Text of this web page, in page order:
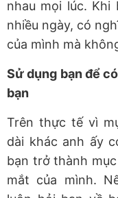
nhau mọi lúc.
nhiều ngày, có
của mình mà
Sử dụng bạn để
bạn
Trên thực tế vì
dài khác anh ấy
bạn trở thành
mắt của mình.